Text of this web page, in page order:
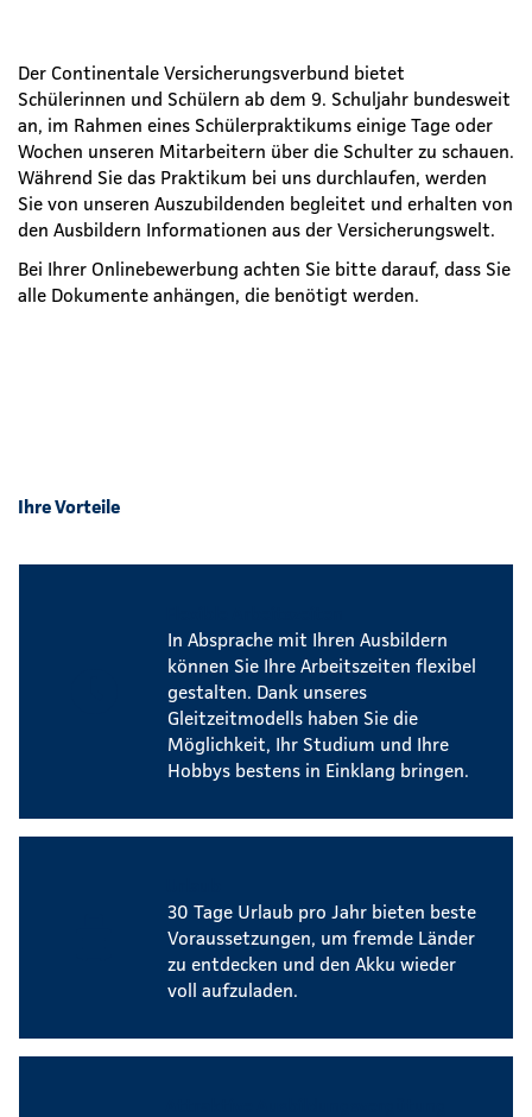
Der Continentale Versicherungsverbund bietet
Schülerinnen und Schülern ab dem 9. Schuljahr bundesweit
an, im Rahmen eines Schülerpraktikums einige Tage oder
Wochen unseren Mitarbeitern über die Schulter zu schauen.
Während Sie das Praktikum bei uns durchlaufen, werden
Sie von unseren Auszubildenden begleitet und erhalten von
den Ausbildern Informationen aus der Versicherungswelt.
Bei Ihrer Onlinebewerbung achten Sie bitte darauf, dass Sie
alle Dokumente anhängen, die benötigt werden.
Ihre Vorteile
In Absprache mit Ihren Ausbildern
können Sie Ihre Arbeitszeiten flexibel
gestalten. Dank unseres
Gleitzeitmodells haben Sie die
Möglichkeit, Ihr Studium und Ihre
Hobbys bestens in Einklang bringen.
30 Tage Urlaub pro Jahr bieten beste
Voraussetzungen, um fremde Länder
zu entdecken und den Akku wieder
voll aufzuladen.